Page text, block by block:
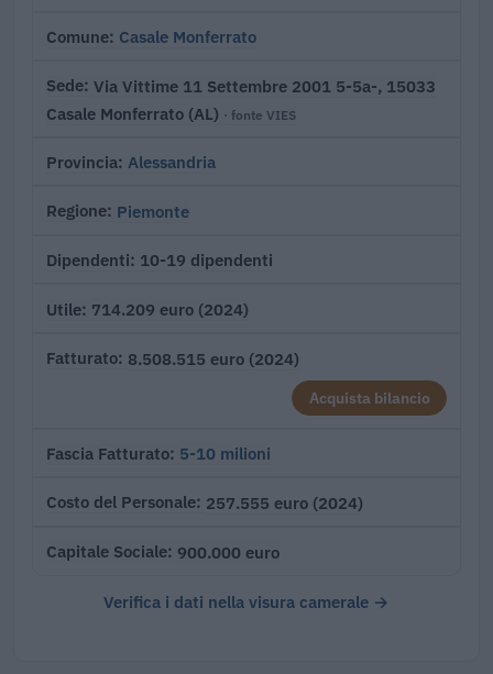
Comune Casale Monferrato
Sede Via Vittime 11 Settembre 2001 5-5a-, 15033
Casale Monferrato (AL) · fonte VIES
Provincia Alessandria
Regione Piemonte
Dipendenti 10-19 dipendenti
Utile 714.209 euro (2024)
Fatturato 8.508.515 euro (2024)
Acquista bilancio
Fascia Fatturato 5-10 milioni
Costo del Personale 257.555 euro (2024)
Capitale Sociale 900.000 euro
Verifica i dati nella visura camerale →